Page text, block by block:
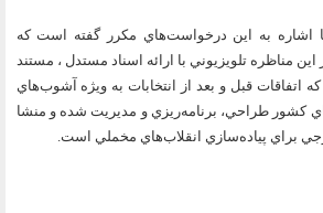
اشاره به اين درخواست‌هاي مكرر گفته است كه
مناظره تلويزيوني با ارائه اسناد مستدل ، مستند
اتفاقات قبل و بعد از انتخابات به ويژه آشوب‌هاي
كشور طراحي، برنامه‌ريزي و مديريت شده و منشا
براي پياده‌سازي انقلاب‌هاي مخملي است.